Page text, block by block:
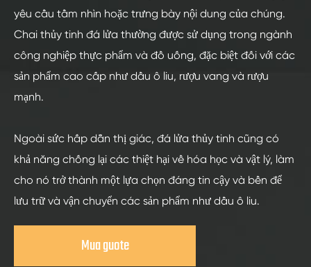
yêu cầu tầm nhìn hoặc trưng bày nội dung của chúng.
Chai thủy tinh đá lửa thường được sử dụng trong ngành
công nghiệp thực phẩm và đồ uống, đặc biệt đối với các
sản phẩm cao cấp như dầu ô liu, rượu vang và rượu
mạnh.
Ngoài sức hấp dẫn thị giác, đá lửa thủy tinh cũng có
khả năng chống lại các thiệt hại về hóa học và vật lý, làm
cho nó trở thành một lựa chọn đáng tin cậy và bền để
lưu trữ và vận chuyển các sản phẩm như dầu ô liu.
Mua guote